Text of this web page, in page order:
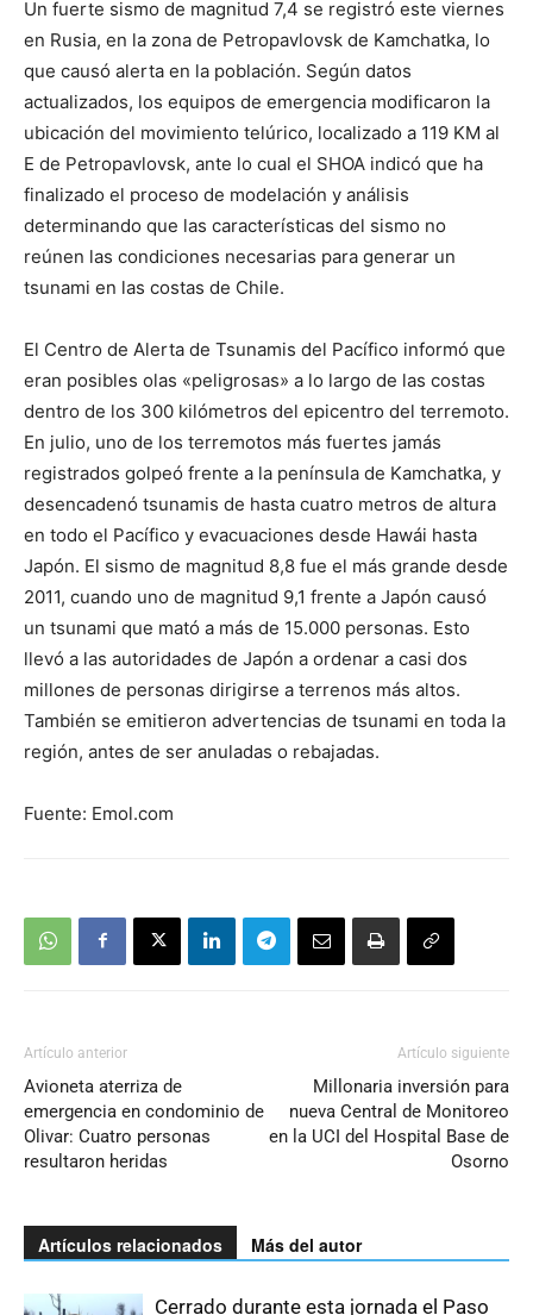
Un fuerte sismo de magnitud 7,4 se registró este viernes
en Rusia, en la zona de Petropavlovsk de Kamchatka, lo
que causó alerta en la población. Según datos
actualizados, los equipos de emergencia modificaron la
ubicación del movimiento telúrico, localizado a 119 KM al
E de Petropavlovsk, ante lo cual el SHOA indicó que ha
finalizado el proceso de modelación y análisis
determinando que las características del sismo no
reúnen las condiciones necesarias para generar un
tsunami en las costas de Chile.
El Centro de Alerta de Tsunamis del Pacífico informó que
eran posibles olas «peligrosas» a lo largo de las costas
dentro de los 300 kilómetros del epicentro del terremoto.
En julio, uno de los terremotos más fuertes jamás
registrados golpeó frente a la península de Kamchatka, y
desencadenó tsunamis de hasta cuatro metros de altura
en todo el Pacífico y evacuaciones desde Hawái hasta
Japón. El sismo de magnitud 8,8 fue el más grande desde
2011, cuando uno de magnitud 9,1 frente a Japón causó
un tsunami que mató a más de 15.000 personas. Esto
llevó a las autoridades de Japón a ordenar a casi dos
millones de personas dirigirse a terrenos más altos.
También se emitieron advertencias de tsunami en toda la
región, antes de ser anuladas o rebajadas.
Fuente: Emol.com
Artículo anterior
Avioneta aterriza de
emergencia en condominio de
Olivar: Cuatro personas
resultaron heridas
Artículo siguiente
Millonaria inversión para
nueva Central de Monitoreo
en la UCI del Hospital Base de
Osorno
Artículos relacionados Más del autor
Cerrado durante esta jornada el Paso